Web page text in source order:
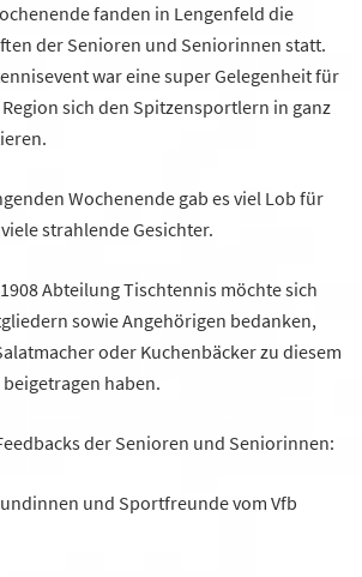
fanden in Lengenfeld die
der Senioren und Seniorinnen statt.
war eine super Gelegenheit für
sich den Spitzensportlern in ganz
Wochenende gab es viel Lob für
strahlende Gesichter.
Abteilung Tischtennis möchte sich
sowie Angehörigen bedanken,
oder Kuchenbäcker zu diesem
haben.
der Senioren und Seniorinnen:
und Sportfreunde vom Vfb